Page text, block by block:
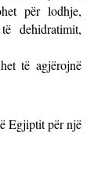
për lodhje,
dehidratimit,
të agjërojnë
Egjiptit për një